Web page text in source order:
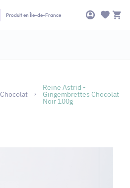
Produit en Île-de-France
Chocolat
Reine Astrid -
Gingembrettes Chocolat
Noir 100g